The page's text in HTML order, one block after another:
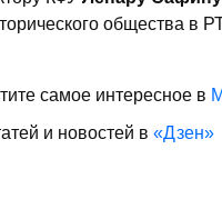
общества в
самое интересное в
и новостей в «Дзен»